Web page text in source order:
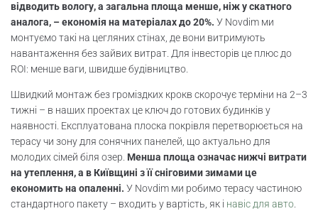
відводить вологу, а загальна площа менше, ніж у скатного
аналога, – економія на матеріалах до 20%. У Novdim ми
монтуємо такі на цегляних стінах, де вони витримують
навантаження без зайвих витрат. Для інвесторів це плюс до
ROI: менше ваги, швидше будівництво.
Швидкий монтаж без громіздких крокв скорочує терміни на 2–3
тижні – в наших проектах це ключ до готових будинків у
наявності. Експлуатована плоска покрівля перетворюється на
терасу чи зону для сонячних панелей, що актуально для
молодих сімей біля озер. Менша площа означає нижчі витрати
на утеплення, а в Київщині з її сніговими зимами це
економить на опаленні. У Novdim ми робимо терасу частиною
стандартного пакету – входить у вартість, як і навіс для авто.